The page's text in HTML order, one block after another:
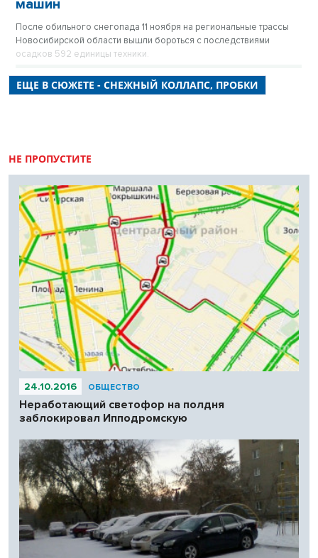
машин
После обильного снегопада 11 ноября на региональные трассы
Новосибирской области вышли бороться с последствиями
осадков 592 единицы техники.
ЕЩЕ В СЮЖЕТЕ - СНЕЖНЫЙ КОЛЛАПС, ПРОБКИ
НЕ ПРОПУСТИТЕ
24.10.2016 ОБЩЕСТВО
Неработающий светофор на полдня
заблокировал Ипподромскую